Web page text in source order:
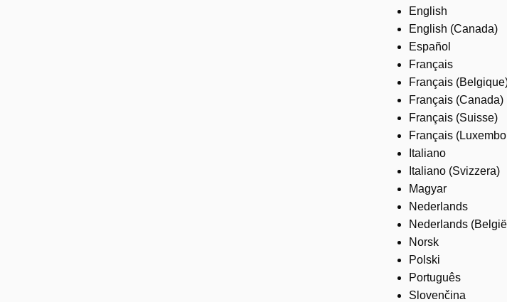
English
English (Canada)
Español
Français
Français
Français (Canada)
Français (Suisse)
Français
Italiano
Italiano (Svizzera)
Magyar
Nederlands
Nederlands
Norsk
Polski
Português
Slovenčina